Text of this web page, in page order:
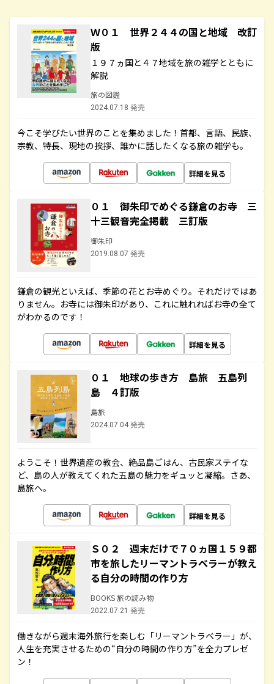
Ｗ０１ 世界２４４の国と地域 改訂
版
１９７ヵ国と４７地域を旅の雑学とともに
解説
旅の図鑑
2024.07.18 発売
今こそ学びたい世界のことを集めました！首都、言語、民族、
宗教、特長、現地の挨拶、誰かに話したくなる旅の雑学も。
詳細を見る
０１ 御朱印でめぐる鎌倉のお寺 三
十三観音完全掲載 三訂版
御朱印
2019.08.07 発売
鎌倉の観光といえば、季節の花とお寺めぐり。それだけではあ
りません。お寺には御朱印があり、これに触れればお寺の全て
がわかるのです！
詳細を見る
０１ 地球の歩き方 島旅 五島列
島 ４訂版
島旅
2024.07.04 発売
ようこそ！世界遺産の教会、絶品島ごはん、古民家ステイな
ど、島の人が教えてくれた五島の魅力をギュッと凝縮。さあ、
島旅へ。
詳細を見る
Ｓ０２ 週末だけで７０ヵ国１５９都
市を旅したリーマントラベラーが教え
る自分の時間の作り方
BOOKS 旅の読み物
2022.07.21 発売
働きながら週末海外旅行を楽しむ「リーマントラベラー」が、
人生を充実させるための“自分の時間の作り方”を全力プレゼ
ン！